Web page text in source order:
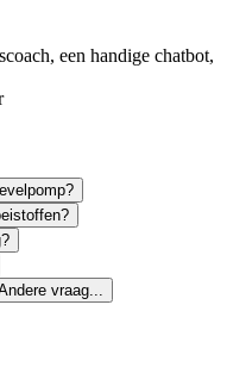
een handige chatbot,
vraag...